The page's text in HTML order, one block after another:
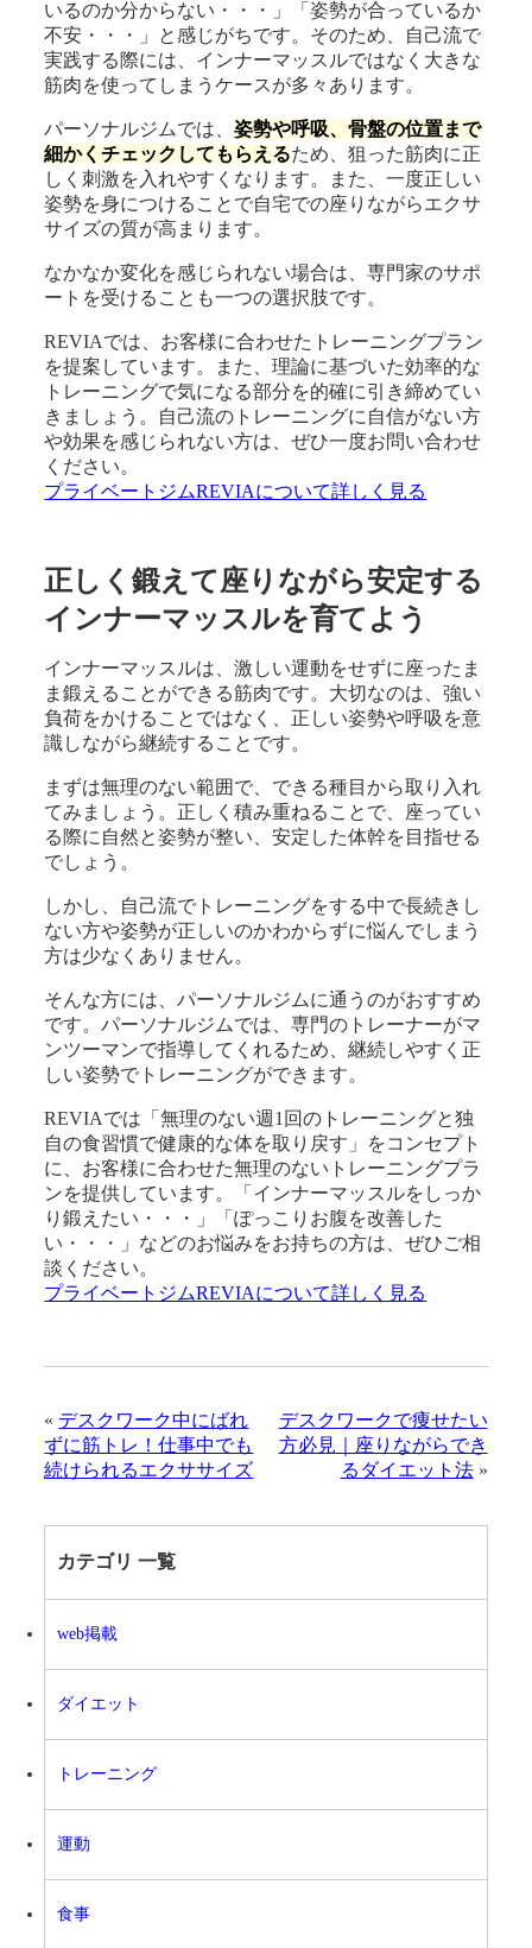
いるのか分からない・・・」「姿勢が合っているか
不安・・・」と感じがちです。そのため、自己流で
実践する際には、インナーマッスルではなく大きな
筋肉を使ってしまうケースが多々あります。
パーソナルジムでは、姿勢や呼吸、骨盤の位置まで
細かくチェックしてもらえるため、狙った筋肉に正
しく刺激を入れやすくなります。また、一度正しい
姿勢を身につけることで自宅での座りながらエクサ
サイズの質が高まります。
なかなか変化を感じられない場合は、専門家のサポ
ートを受けることも一つの選択肢です。
REVIAでは、お客様に合わせたトレーニングプラン
を提案しています。また、理論に基づいた効率的な
トレーニングで気になる部分を的確に引き締めてい
きましょう。自己流のトレーニングに自信がない方
や効果を感じられない方は、ぜひ一度お問い合わせ
ください。
プライベートジムREVIAについて詳しく見る
正しく鍛えて座りながら安定する
インナーマッスルを育てよう
インナーマッスルは、激しい運動をせずに座ったま
ま鍛えることができる筋肉です。大切なのは、強い
負荷をかけることではなく、正しい姿勢や呼吸を意
識しながら継続することです。
まずは無理のない範囲で、できる種目から取り入れ
てみましょう。正しく積み重ねることで、座ってい
る際に自然と姿勢が整い、安定した体幹を目指せる
でしょう。
しかし、自己流でトレーニングをする中で長続きし
ない方や姿勢が正しいのかわからずに悩んでしまう
方は少なくありません。
そんな方には、パーソナルジムに通うのがおすすめ
です。パーソナルジムでは、専門のトレーナーがマ
ンツーマンで指導してくれるため、継続しやすく正
しい姿勢でトレーニングができます。
REVIAでは「無理のない週1回のトレーニングと独
自の食習慣で健康的な体を取り戻す」をコンセプト
に、お客様に合わせた無理のないトレーニングプラ
ンを提供しています。「インナーマッスルをしっか
り鍛えたい・・・」「ぽっこりお腹を改善した
い・・・」などのお悩みをお持ちの方は、ぜひご相
談ください。
プライベートジムREVIAについて詳しく見る
« デスクワーク中にばれ
ずに筋トレ！仕事中でも
続けられるエクササイズ
デスクワークで痩せたい
方必見｜座りながらでき
るダイエット法»
カテゴリ 一覧
web掲載
ダイエット
トレーニング
運動
食事